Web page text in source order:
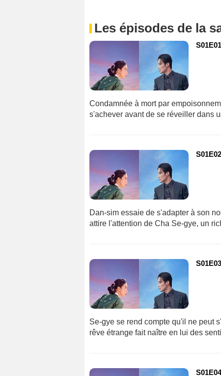
Les épisodes de la
Condamnée à mort par
s'achever avant de se réveiller dans
Dan-sim essaie de s'adapter à son
attire l'attention de Cha Se-gye, un
Se-gye se rend compte qu'il ne peut
rêve étrange fait naître en lui des